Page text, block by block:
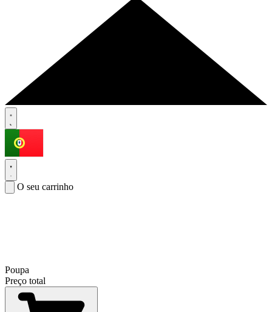
O seu carrinho
Poupa
Preço total